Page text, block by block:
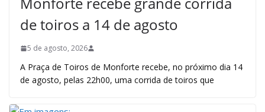
de toiros a 14 de agosto
5 de agosto, 2026
A Praça de Toiros de Monforte recebe, no próximo dia 14
de agosto, pelas 22h00, uma corrida de toiros que